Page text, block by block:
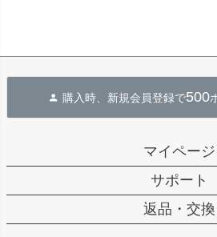
購入時、新規会員登録で500
マイページ
サポート
返品・交換